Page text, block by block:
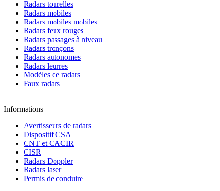
Radars tourelles
Radars mobiles
Radars mobiles mobiles
Radars feux rouges
Radars passages à niveau
Radars tronçons
Radars autonomes
Radars leurres
Modèles de radars
Faux radars
Informations
Avertisseurs de radars
Dispositif CSA
CNT et CACIR
CISR
Radars Doppler
Radars laser
Permis de conduire